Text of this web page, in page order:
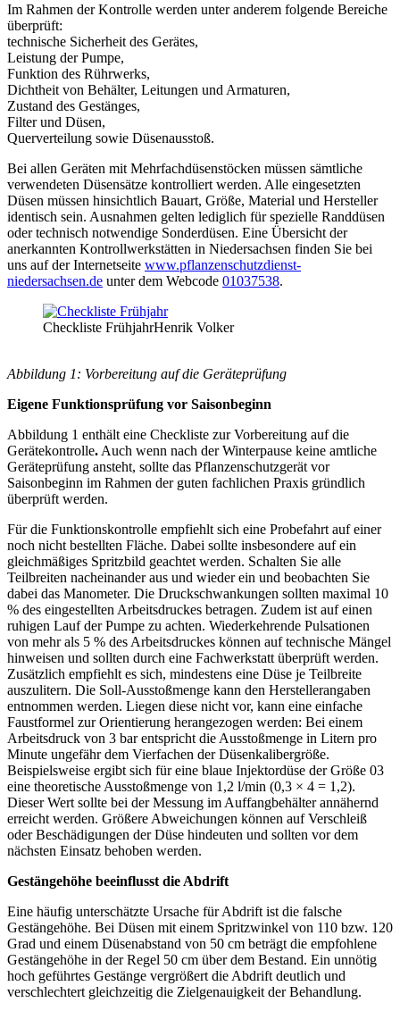
Im Rahmen der Kontrolle werden unter anderem folgende Bereiche
überprüft:
technische Sicherheit des Gerätes,
Leistung der Pumpe,
Funktion des Rührwerks,
Dichtheit von Behälter, Leitungen und Armaturen,
Zustand des Gestänges,
Filter und Düsen,
Querverteilung sowie Düsenausstoß.
Bei allen Geräten mit Mehrfachdüsenstöcken müssen sämtliche
verwendeten Düsensätze kontrolliert werden. Alle eingesetzten
Düsen müssen hinsichtlich Bauart, Größe, Material und Hersteller
identisch sein. Ausnahmen gelten lediglich für spezielle Randdüsen
oder technisch notwendige Sonderdüsen. Eine Übersicht der
anerkannten Kontrollwerkstätten in Niedersachsen finden Sie bei
uns auf der Internetseite www.pflanzenschutzdienst-
niedersachsen.de unter dem Webcode 01037538.
Checkliste FrühjahrHenrik Volker
Abbildung 1: Vorbereitung auf die Geräteprüfung
Eigene Funktionsprüfung vor Saisonbeginn
Abbildung 1 enthält eine Checkliste zur Vorbereitung auf die
Gerätekontrolle. Auch wenn nach der Winterpause keine amtliche
Geräteprüfung ansteht, sollte das Pflanzenschutzgerät vor
Saisonbeginn im Rahmen der guten fachlichen Praxis gründlich
überprüft werden.
Für die Funktionskontrolle empfiehlt sich eine Probefahrt auf einer
noch nicht bestellten Fläche. Dabei sollte insbesondere auf ein
gleichmäßiges Spritzbild geachtet werden. Schalten Sie alle
Teilbreiten nacheinander aus und wieder ein und beobachten Sie
dabei das Manometer. Die Druckschwankungen sollten maximal 10
% des eingestellten Arbeitsdruckes betragen. Zudem ist auf einen
ruhigen Lauf der Pumpe zu achten. Wiederkehrende Pulsationen
von mehr als 5 % des Arbeitsdruckes können auf technische Mängel
hinweisen und sollten durch eine Fachwerkstatt überprüft werden.
Zusätzlich empfiehlt es sich, mindestens eine Düse je Teilbreite
auszulitern. Die Soll-Ausstoßmenge kann den Herstellerangaben
entnommen werden. Liegen diese nicht vor, kann eine einfache
Faustformel zur Orientierung herangezogen werden: Bei einem
Arbeitsdruck von 3 bar entspricht die Ausstoßmenge in Litern pro
Minute ungefähr dem Vierfachen der Düsenkalibergröße.
Beispielsweise ergibt sich für eine blaue Injektordüse der Größe 03
eine theoretische Ausstoßmenge von 1,2 l/min (0,3 × 4 = 1,2).
Dieser Wert sollte bei der Messung im Auffangbehälter annähernd
erreicht werden. Größere Abweichungen können auf Verschleiß
oder Beschädigungen der Düse hindeuten und sollten vor dem
nächsten Einsatz behoben werden.
Gestängehöhe beeinflusst die Abdrift
Eine häufig unterschätzte Ursache für Abdrift ist die falsche
Gestängehöhe. Bei Düsen mit einem Spritzwinkel von 110 bzw. 120
Grad und einem Düsenabstand von 50 cm beträgt die empfohlene
Gestängehöhe in der Regel 50 cm über dem Bestand. Ein unnötig
hoch geführtes Gestänge vergrößert die Abdrift deutlich und
verschlechtert gleichzeitig die Zielgenauigkeit der Behandlung.